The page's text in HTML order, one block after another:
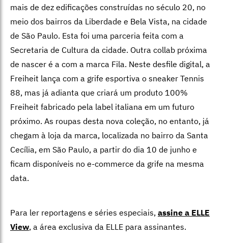
mais de dez edificações construídas no século 20, no
meio dos bairros da Liberdade e Bela Vista, na cidade
de São Paulo. Esta foi uma parceria feita com a
Secretaria de Cultura da cidade. Outra collab próxima
de nascer é a com a marca Fila. Neste desfile digital, a
Freiheit lança com a grife esportiva o sneaker Tennis
88, mas já adianta que criará um produto 100%
Freiheit fabricado pela label italiana em um futuro
próximo. As roupas desta nova coleção, no entanto, já
chegam à loja da marca, localizada no bairro da Santa
Cecília, em São Paulo, a partir do dia 10 de junho e
ficam disponíveis no e-commerce da grife na mesma
data.
Para ler reportagens e séries especiais, assine a ELLE
View, a área exclusiva da ELLE para assinantes.